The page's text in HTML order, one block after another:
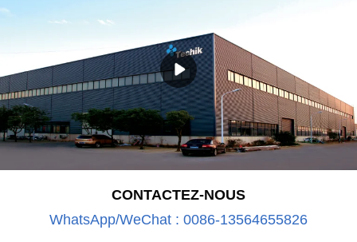
CONTACTEZ-NOUS
WhatsApp/WeChat : 0086-13564655826